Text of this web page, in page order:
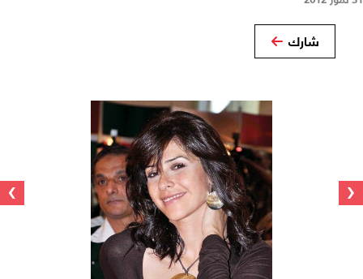
شارك
‹
›